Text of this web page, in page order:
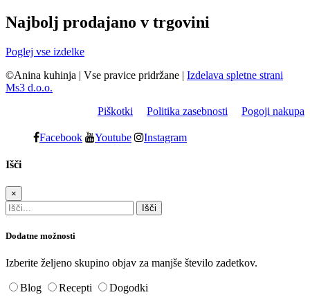
Najbolj prodajano v trgovini
Poglej vse izdelke
©Anina kuhinja | Vse pravice pridržane | Izdelava spletne strani
Ms3 d.o.o.
Piškotki
Politika zasebnosti Pogoji nakupa
Facebook Youtube Instagram
Išči
×
Dodatne možnosti
Izberite željeno skupino objav za manjše število zadetkov.
Blog Recepti Dogodki